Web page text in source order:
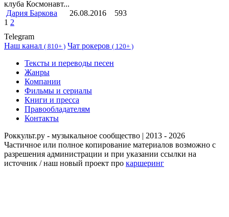
клуба Космонавт...
Дария Баркова
26.08.2016
593
1 2
Telegram
Наш канал ( 810+ ) Чат рокеров ( 120+ )
Тексты и переводы песен
Жанры
Компании
Фильмы и сериалы
Книги и пресса
Правообладателям
Контакты
Роккульт.ру - музыкальное сообщество | 2013 - 2026
Частичное или полное копирование материалов возможно с
разрешения администрации и при указании ссылки на
источник / наш новый проект про каршеринг